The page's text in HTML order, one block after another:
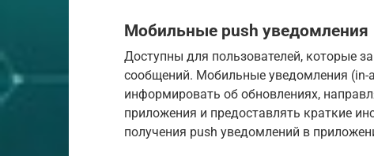
Мобильные push уведомления
Доступны для пользователей, которые
сообщений. Мобильные уведомления
информировать об обновлениях,
приложения и предоставлять краткие
получения push уведомлений в